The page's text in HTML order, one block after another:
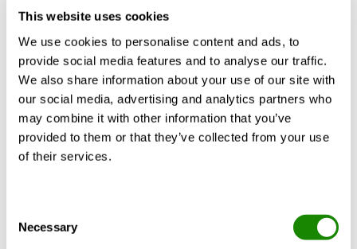
This website uses cookies
We use cookies to personalise content and ads, to
provide social media features and to analyse our traffic.
We also share information about your use of our site with
our social media, advertising and analytics partners who
may combine it with other information that you’ve
provided to them or that they’ve collected from your use
of their services.
Selection
Necessary
M
Mekanisk till- och frånluftsventilation
Motströmsväxlare
Mögel